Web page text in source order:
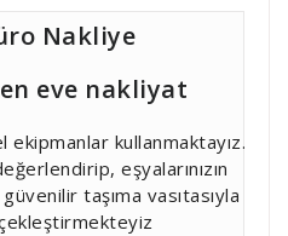
Nakliye
eve nakliyat
ekipmanlar kullanmaktayız.
eşyalarınızın
taşıma vasıtasıyla